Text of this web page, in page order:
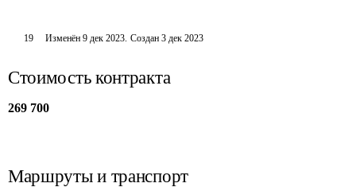
19 Изменён9 дек 2023. Создан 3 дек 2023
Стоимость контракта
269 700
Маршруты и транспорт